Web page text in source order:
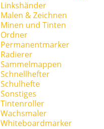
Linkshänder
Malen & Zeichnen
Minen und Tinten
Ordner
Permanentmarker
Radierer
Sammelmappen
Schnellhefter
Schulhefte
Sonstiges
Tintenroller
Wachsmaler
Whiteboardmarker